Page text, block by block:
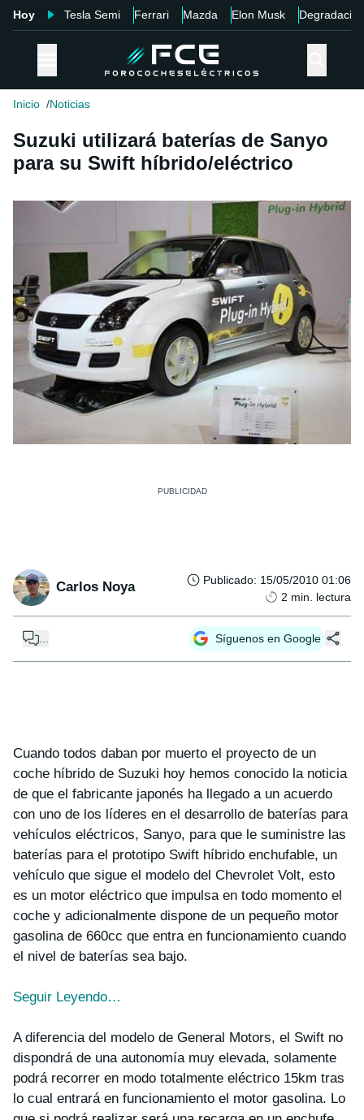
Hoy Tesla Semi Ferrari Mazda Elon Musk Degradación
Inicio Noticias
Suzuki utilizará baterías de Sanyo
para su Swift híbrido/eléctrico
Carlos Noya Publicado: 15/05/2010 01:06
2 min. lectura
Síguenos en Google
Cuando todos daban por muerto el proyecto de un
coche híbrido de Suzuki hoy hemos conocido la noticia
de que el fabricante japonés ha llegado a un acuerdo
con uno de los líderes en el desarrollo de baterías para
vehículos eléctricos, Sanyo, para que le suministre las
baterías para el prototipo Swift híbrido enchufable, un
vehículo que sigue el modelo del Chevrolet Volt, esto
es un motor eléctrico que impulsa en todo momento el
coche y adicionalmente dispone de un pequeño motor
gasolina de 660cc que entra en funcionamiento cuando
el nivel de baterías sea bajo.
Seguir Leyendo…
A diferencia del modelo de General Motors, el Swift no
dispondrá de una autonomía muy elevada, solamente
podrá recorrer en modo totalmente eléctrico 15km tras
lo cual entrará en funcionamiento el motor gasolina. Lo